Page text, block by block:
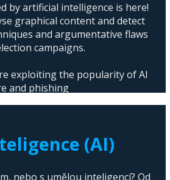
by artificial intelligence is here!
graphical content and detect
and argumentative flaws
campaigns.
exploiting the popularity of AI
and phishing
(AI)
nebo s umělou inteligencí? Od